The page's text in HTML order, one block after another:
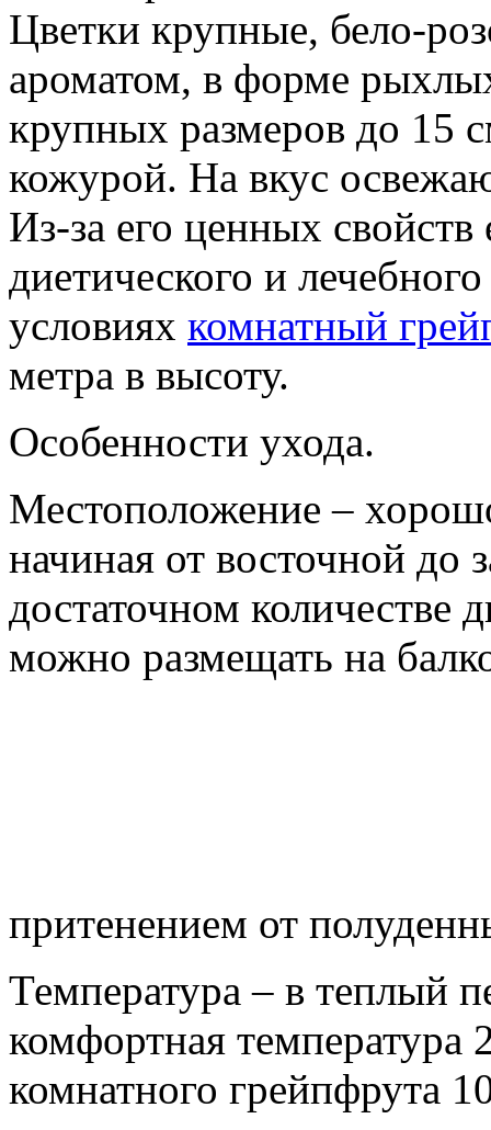
Цветки крупные, бело-
ароматом, в форме
крупных размеров до 15
кожурой. На вкус
Из-за его ценных свойств
диетического и
условиях комнатный
метра в высоту.
Особенности ухода.
Местоположение –
начиная от восточной до
достаточном количестве
можно размещать на
притенением от
Температура – в теплый
комфортная температура
комнатного грейпфрута